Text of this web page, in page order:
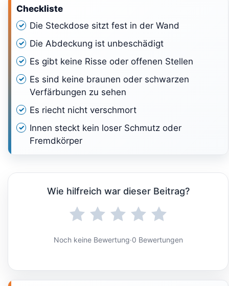
Checkliste
Die Steckdose sitzt fest in der Wand
Die Abdeckung ist unbeschädigt
Es gibt keine Risse oder offenen Stellen
Es sind keine braunen oder schwarzen
Verfärbungen zu sehen
Es riecht nicht verschmort
Innen steckt kein loser Schmutz oder
Fremdkörper
Wie hilfreich war dieser Beitrag?
Noch keine Bewertung·0 Bewertungen